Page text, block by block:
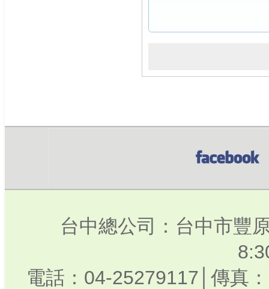
台中總公司：台中市豐
電話：04-25279117│傳真